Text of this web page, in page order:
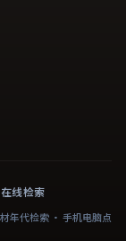
线检索
年代检索 · 手机电脑点